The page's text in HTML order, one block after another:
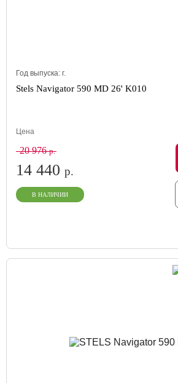
Год выпуска: г.
Stels Navigator 590 MD 26' K010
Цена
20 976р.
14 440 р.
В НАЛИЧИИ